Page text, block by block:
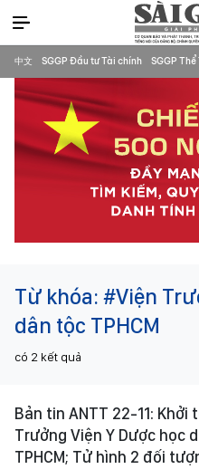
中文 SGGP Đầu tư Tài chính SGGP Thể
Từ khóa: #Viện
dân tộc TPHCM
có 2 kết quả
Bản tin ANTT 22-11: Khởi
Trưởng Viện Y Dược học
TPHCM; Tử hình 2 đối